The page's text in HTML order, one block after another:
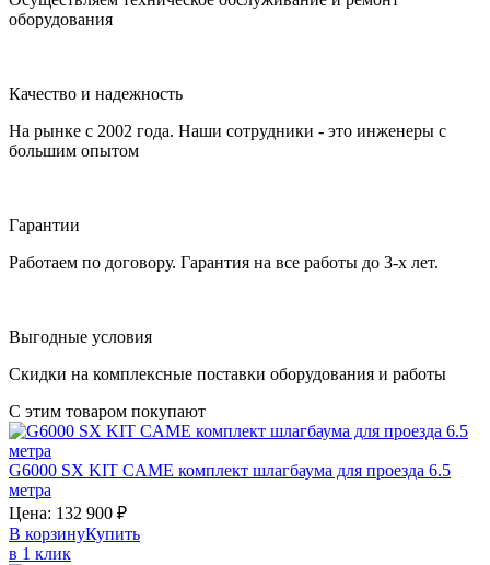
оборудования
Качество и надежность
На рынке с 2002 года. Наши сотрудники - это инженеры с
большим опытом
Гарантии
Работаем по договору. Гарантия на все работы до 3-х лет.
Выгодные условия
Скидки на комплексные поставки оборудования и работы
С этим товаром покупают
G6000 SX KIT CAME комплект шлагбаума для проезда 6.5
метра
Цена: 132 900 ₽
В корзинуКупить
в 1 клик